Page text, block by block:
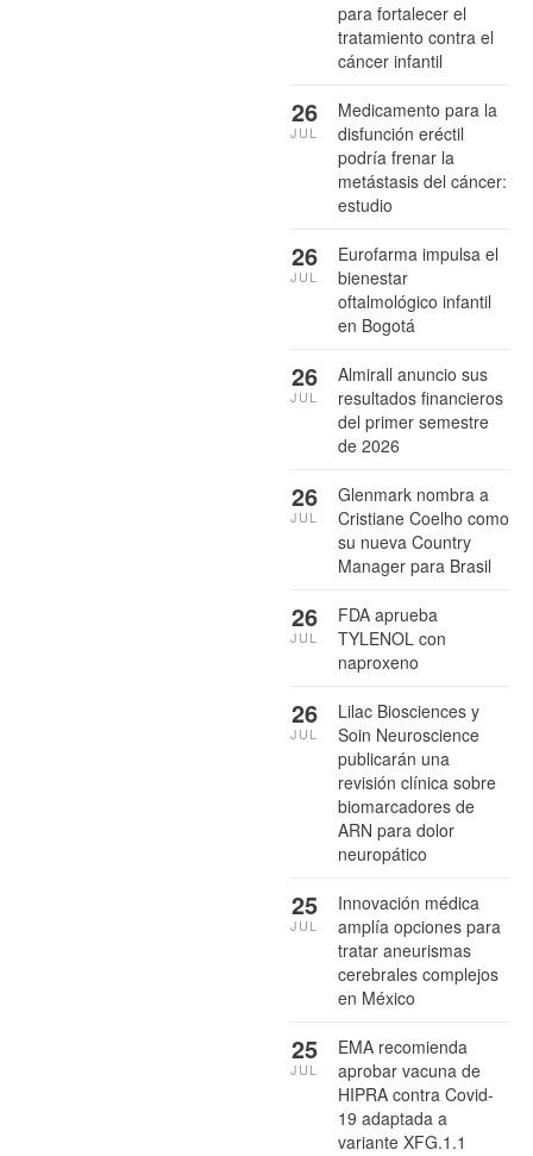
para fortalecer el
tratamiento contra el
cáncer infantil
Medicamento para la
disfunción eréctil
podría frenar la
metástasis del cáncer:
estudio
26
JUL
Eurofarma impulsa el
bienestar
oftalmológico infantil
en Bogotá
26
JUL
Almirall anuncio sus
resultados financieros
del primer semestre
de 2026
26
JUL
Glenmark nombra a
Cristiane Coelho como
su nueva Country
Manager para Brasil
26
JUL
FDA aprueba
TYLENOL con
naproxeno
26
JUL
Lilac Biosciences y
Soin Neuroscience
publicarán una
revisión clínica sobre
biomarcadores de
ARN para dolor
neuropático
26
JUL
Innovación médica
amplía opciones para
tratar aneurismas
cerebrales complejos
en México
25
JUL
EMA recomienda
aprobar vacuna de
HIPRA contra Covid-
19 adaptada a
variante XFG.1.1
25
JUL